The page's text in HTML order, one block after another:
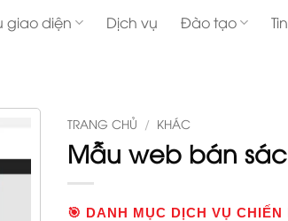
giao diện Dịch vụ Đào tạo
TRANG CHỦ / KHÁC
Mẫu web bán
🎯 DANH MỤC DỊCH VỤ CHIẾN